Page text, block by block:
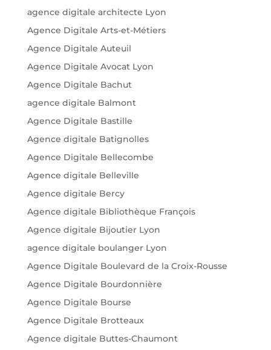
agence digitale architecte Lyon
Agence Digitale Arts-et-Métiers
Agence Digitale Auteuil
Agence Digitale Avocat Lyon
Agence Digitale Bachut
agence digitale Balmont
Agence Digitale Bastille
Agence digitale Batignolles
Agence Digitale Bellecombe
Agence digitale Belleville
Agence digitale Bercy
Agence digitale Bibliothèque François
Agence digitale Bijoutier Lyon
agence digitale boulanger Lyon
Agence Digitale Boulevard de la Croix-Rousse
Agence Digitale Bourdonnière
Agence Digitale Bourse
Agence Digitale Brotteaux
Agence digitale Buttes-Chaumont